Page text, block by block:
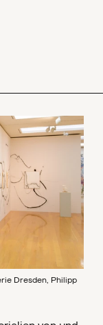
Dresden, Philipp